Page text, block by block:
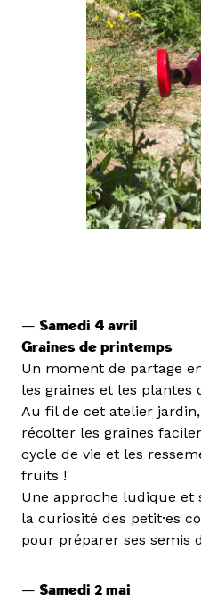
— Samedi 4 avril
Graines de printemps
Un moment de partage
les graines et les plantes
Au fil de cet atelier
récolter les graines
cycle de vie et les
fruits !
Une approche ludique et
la curiosité des petit·es
pour préparer ses semis
— Samedi 2 mai